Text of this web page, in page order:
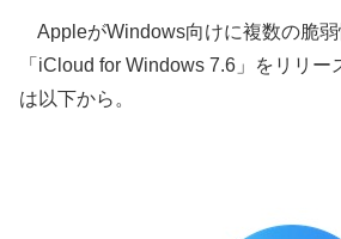
AppleがWindows向けに複数の脆弱
「iCloud for Windows 7.6」をリリ
は以下から。